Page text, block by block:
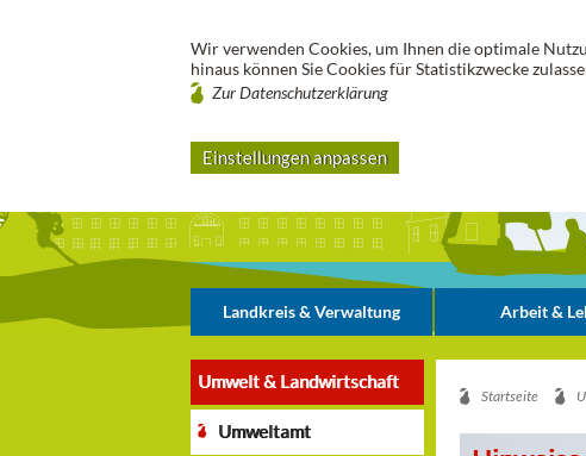
Wir verwenden Cookies, um Ihnen die optimale
hinaus können Sie Cookies für Statistikzwecke
Zur Datenschutzerklärung
Einstellungen anpassen
Landkreis & Verwaltung Arbeit &
Umwelt & Landwirtschaft
Umweltamt
Startseite